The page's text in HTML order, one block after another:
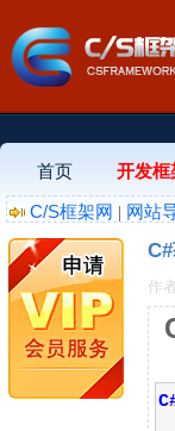
首页 开发框
C/S框架网 | 网站
作